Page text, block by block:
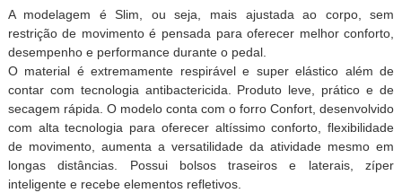
A modelagem é Slim, ou seja, mais ajustada ao corpo, sem
restrição de movimento é pensada para oferecer melhor conforto,
desempenho e performance durante o pedal.
O material é extremamente respirável e super elástico além de
contar com tecnologia antibactericida. Produto leve, prático e de
secagem rápida. O modelo conta com oforro Confort, desenvolvido
com alta tecnologia para oferecer altíssimo conforto, flexibilidade
de movimento, aumenta a versatilidade da atividade mesmo em
longasdistâncias. Possui bolsos traseiros e laterais, zíper
inteligente e recebe elementos refletivos.